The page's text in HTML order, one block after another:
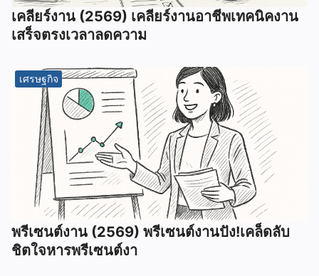
เคลียร์งาน (2569) เคลียร์งานอาชีพเทคนิคงาน
เสร็จตรงเวลาลดความ
เศรษฐกิจ
พรีเซนต์งาน (2569) พรีเซนต์งานปัง!เคล็ดลับ
ชิตใจหารพรีเซนต์งา